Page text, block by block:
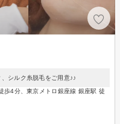
シルク糸脱毛をご用意♪♪
歩4分、東京メトロ銀座線 銀座駅 徒